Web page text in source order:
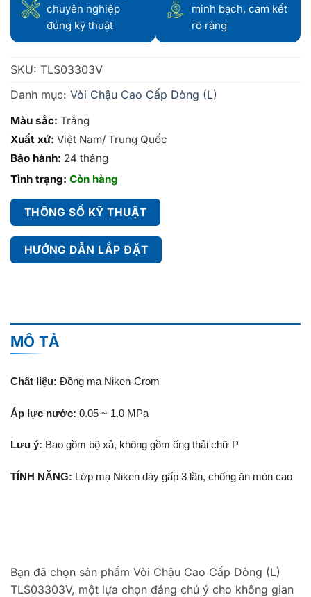
chuyên nghiệp
đúng kỹ thuật
minh bạch, cam kết
rõ ràng
SKU: TLS03303V
Danh mục: Vòi Chậu Cao Cấp Dòng (L)
Màu sắc: Trắng
Xuất xứ: Việt Nam/ Trung Quốc
Bảo hành: 24 tháng
Tình trạng: Còn hàng
THÔNG SỐ KỸ THUẬT
HƯỚNG DẪN LẮP ĐẶT
MÔ TẢ
Chất liệu: Đồng mạ Niken-Crom
Áp lực nước: 0.05 ~ 1.0 MPa
Lưu ý: Bao gồm bộ xả, không gồm ống thải chữ P
TÍNH NĂNG: Lớp mạ Niken dày gấp 3 lần, chống ăn mòn cao
Bạn đã chọn sản phẩm Vòi Chậu Cao Cấp Dòng (L)
TLS03303V, một lựa chọn đáng chú ý cho không gian